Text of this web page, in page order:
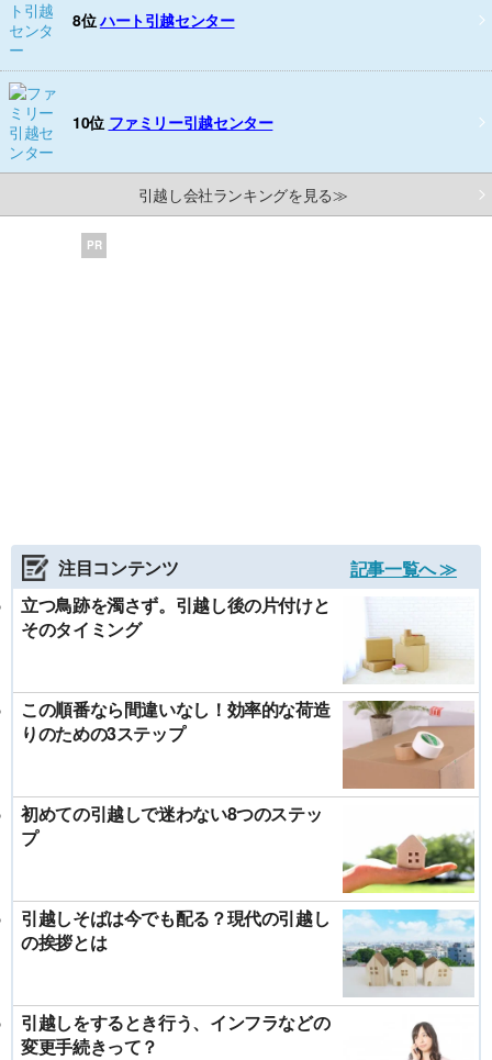
8位ハート引越センター
10位 ファミリー引越センター
引越し会社ランキングを見る≫
PR
注目コンテンツ
記事一覧へ ≫
立つ鳥跡を濁さず。引越し後の片付けと
そのタイミング
この順番なら間違いなし！効率的な荷造
りのための3ステップ
初めての引越しで迷わない8つのステッ
プ
引越しそばは今でも配る？現代の引越し
の挨拶とは
引越しをするとき行う、インフラなどの
変更手続きって？